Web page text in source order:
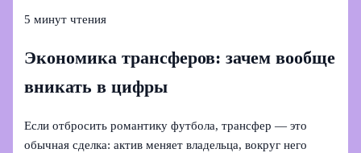
5 минут чтения
Экономика трансферов: зачем вообще
вникать в цифры
Если отбросить романтику футбола, трансфер — это
обычная сделка: актив меняет владельца, вокруг него